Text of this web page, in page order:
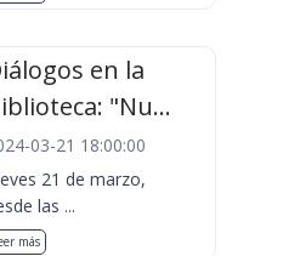
en la
"Nu...
03-21 18:00:00
21 de marzo,
las ...
más